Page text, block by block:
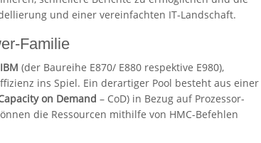
und einer vereinfachten IT-Landschaft.
Familie
(der Baureihe E870/ E880 respektive E980),
ins Spiel. Ein derartiger Pool besteht aus einer
on Demand – CoD) in Bezug auf Prozessor-
die Ressourcen mithilfe von HMC-Befehlen